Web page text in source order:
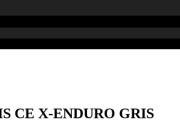
CE X-ENDURO GRIS